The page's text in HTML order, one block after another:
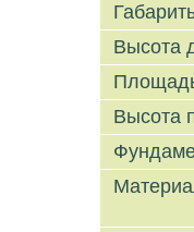
Высота
Высота